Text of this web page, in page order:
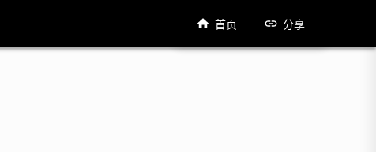
首页 分享